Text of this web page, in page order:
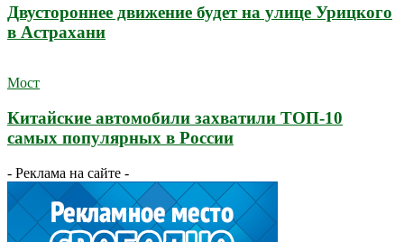
Двустороннее движение будет на улице Урицкого
в Астрахани
Мост
Китайские автомобили захватили ТОП-10
самых популярных в России
- Реклама на сайте -